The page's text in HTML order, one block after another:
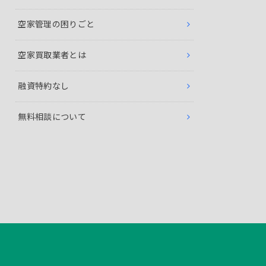
空家管理の困りごと
空家買取業者とは
融資特約なし
無料相談について